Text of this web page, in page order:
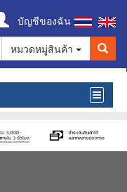
บัญชีของฉัน
หมวดหมู่สินค้า